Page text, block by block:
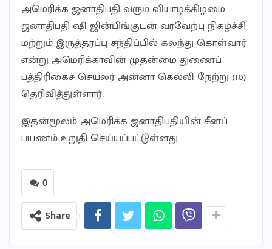
அமெரிக்க ஜனாதிபதி வரும் வியாழக்கிழமை
ஜனாதிபதி ஷி ஜின்பிங்குடன் வரவேற்பு நிகழ்ச்சி
மற்றும் இருத்தரப்பு சந்திப்பில் கலந்து கொள்வார்
என்று அமெரிக்காவின் முதன்மை துணைப்
பத்திரிகைச் செயலர் அன்னா கெல்லி நேற்று (10)
தெரிவித்துள்ளார்.
இதன்மூலம் அமெரிக்க ஜனாதிபதியின் சீனப்
பயணம் உறுதி செய்யப்பட்டுள்ளது
0
Share